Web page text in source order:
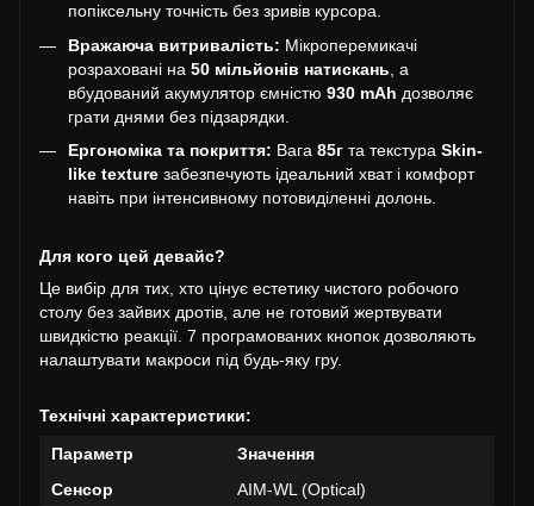
попіксельну точність без зривів курсора.
Вражаюча витривалість: Мікроперемикачі
розраховані на 50 мільйонів натискань , а
вбудований акумулятор ємністю 930 mAh дозволяє
грати днями без підзарядки.
Ергономіка та покриття: Вага 85г та текстура Skin-
like texture забезпечують ідеальний хват і комфорт
навіть при інтенсивному потовиділенні долонь.
Для кого цей девайс?
Це вибір для тих, хто цінує естетику чистого робочого
столу без зайвих дротів, але не готовий жертвувати
швидкістю реакції. 7 програмованих кнопок дозволяють
налаштувати макроси під будь-яку гру.
Технічні характеристики:
Параметр
Значення
Сенсор
AIM-WL (Optical)